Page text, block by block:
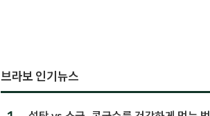
브라보 인기뉴스